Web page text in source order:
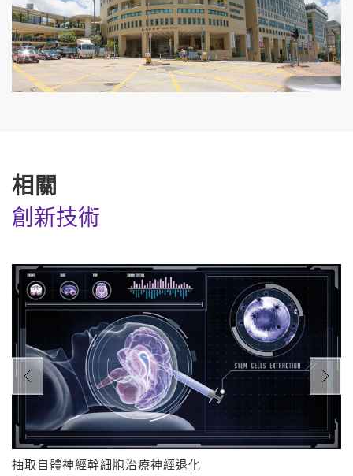
相關
創新技術
抽取自體神經幹細胞治療神經退化